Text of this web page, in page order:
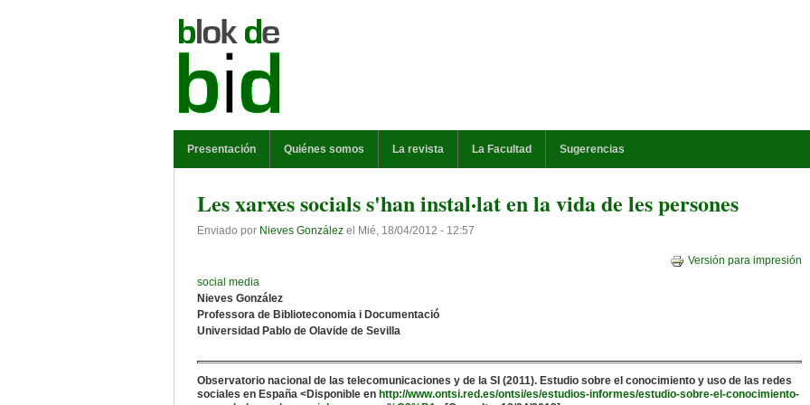
Presentación Quiénes somos La revista La Facultad Sugerencias
Les xarxes socials s'han instal·lat en la vida de les persones
Enviado por Nieves González el Mié, 18/04/2012 - 12:57
Versión para impresión
social media
Nieves González
Professora de Biblioteconomia i Documentació
Universidad Pablo de Olavide de Sevilla
Observatorio nacional de las telecomunicaciones y de la SI (2011). Estudio sobre el conocimiento y uso de las redes
sociales en España <Disponible en http://www.ontsi.red.es/ontsi/es/estudios-informes/estudio-sobre-el-conocimiento-